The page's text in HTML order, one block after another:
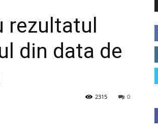
rezultatul
din data de
0
2315